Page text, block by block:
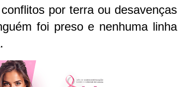
por terra ou desavenças
foi preso e nenhuma linha